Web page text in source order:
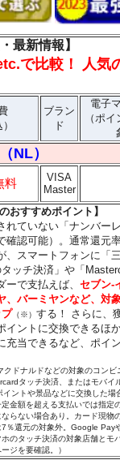
最新情報】
で比較！ 人気
ブラン
ド
電子
（ポ
NL）
料
VISA
Master
おすすめポイント】
れていない「ナンバー
確認可能）。通常還元
、スマートフォンに「
ッチ決済」や「
ーで支払えば、セブン‐
、バーミヤンなど、対
プ （※）する！ さらに、
イントに交換できるほ
充当できるなど、ポイ
ドナルドなどの対象のコンビ
タッチ決済、またはモバイ
ントや景品などに交換した場
金額を超える支払いでは指定
らない場合あり。カード現物
％還元の対象外。Google Pay
のタッチ決済の対象店舗とモ
ジを要確認。）